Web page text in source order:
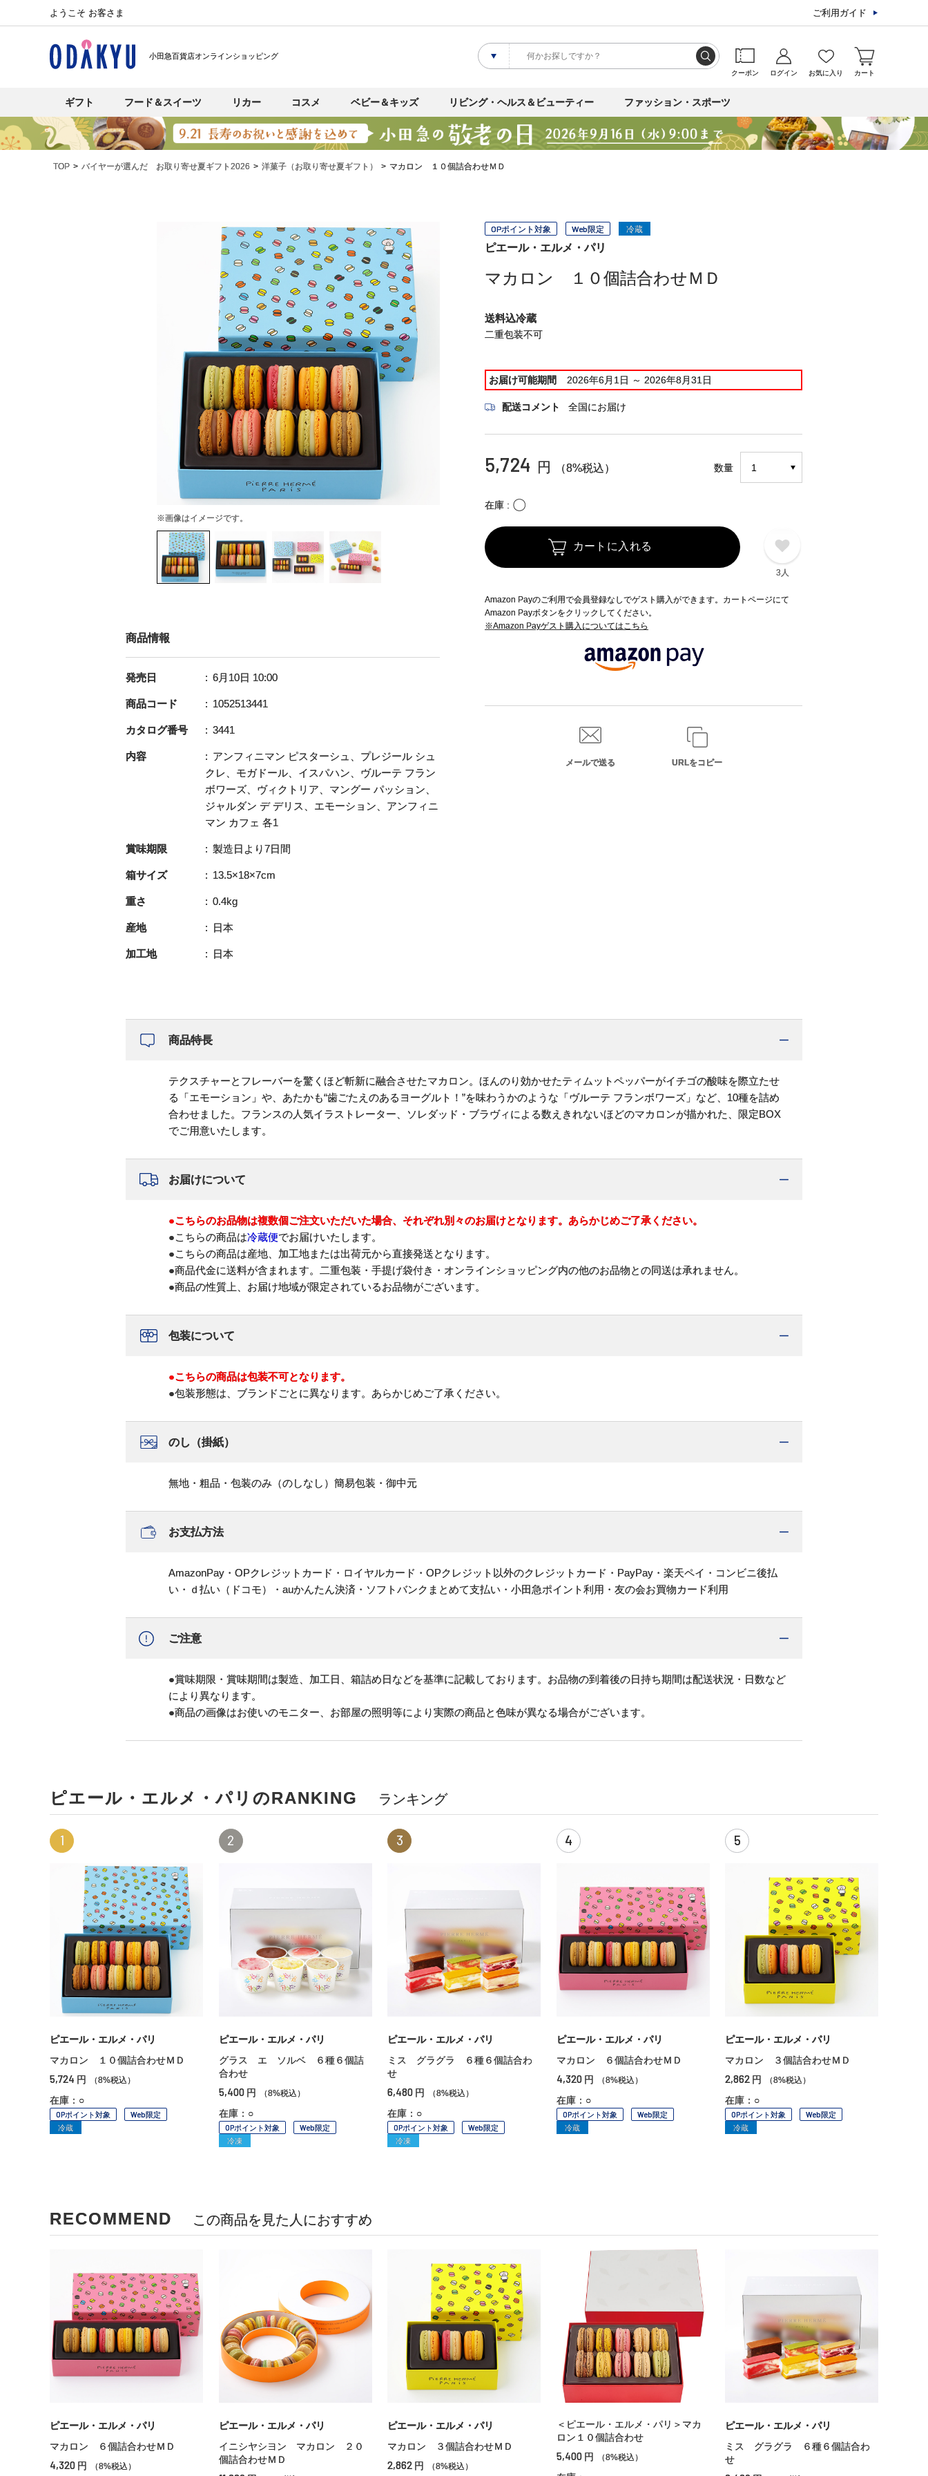
ようこそ お客さま ご利用ガイド
小田急百貨店オンラインショッピング
クーポン ログイン お気に入り カート
ギフト フード＆スイーツ リカー コスメ ベビー＆キッズ リビング・ヘルス＆ビューティー ファッション・スポーツ
TOP バイヤーが選んだ お取り寄せ夏ギフト2026 洋菓子（お取り寄せ夏ギフト） マカロン １０個詰合わせＭＤ
※画像はイメージです。
OPポイント対象 Web限定 冷蔵
ピエール・エルメ・パリ
マカロン １０個詰合わせＭＤ
送料込冷蔵
二重包装不可
お届け可能期間 2026年6月1日 ～ 2026年8月31日
配送コメント 全国にお届け
5,724 円 （8%税込） 数量
在庫 〇
カートに入れる
3人
Amazon Payのご利用で会員登録なしでゲスト購入ができます。カートページにて
Amazon Payボタンをクリックしてください。
※Amazon Payゲスト購入についてはこちら
メールで送る URLをコピー
商品情報
発売日 6月10日 10:00
商品コード 1052513441
カタログ番号 3441
内容
アンフィニマン ピスターシュ、プレジール シュ
クレ、モガドール、イスパハン、ヴルーテ フラン
ボワーズ、ヴィクトリア、マングー パッション、
ジャルダン デ デリス、エモーション、アンフィニ
マン カフェ 各1
賞味期限 製造日より7日間
箱サイズ 13.5×18×7cm
重さ 0.4kg
産地 日本
加工地 日本
商品特長
テクスチャーとフレーバーを驚くほど斬新に融合させたマカロン。ほんのり効かせたティムットペッパーがイチゴの酸味を際立たせ
る「エモーション」や、あたかも“歯ごたえのあるヨーグルト！”を味わうかのような「ヴルーテ フランボワーズ」など、10種を詰め
合わせました。フランスの人気イラストレーター、ソレダッド・ブラヴィによる数えきれないほどのマカロンが描かれた、限定BOX
でご用意いたします。
お届けについて
●こちらのお品物は複数個ご注文いただいた場合、それぞれ別々のお届けとなります。あらかじめご了承ください。
●こちらの商品は冷蔵便でお届けいたします。
●こちらの商品は産地、加工地または出荷元から直接発送となります。
●商品代金に送料が含まれます。二重包装・手提げ袋付き・オンラインショッピング内の他のお品物との同送は承れません。
●商品の性質上、お届け地域が限定されているお品物がございます。
包装について
●こちらの商品は包装不可となります。
●包装形態は、ブランドごとに異なります。あらかじめご了承ください。
のし（掛紙）
無地・粗品・包装のみ（のしなし）簡易包装・御中元
お支払方法
AmazonPay・OPクレジットカード・ロイヤルカード・OPクレジット以外のクレジットカード・PayPay・楽天ペイ・コンビニ後払
い・ｄ払い（ドコモ）・auかんたん決済・ソフトバンクまとめて支払い・小田急ポイント利用・友の会お買物カード利用
ご注意
●賞味期限・賞味期間は製造、加工日、箱詰め日などを基準に記載しております。お品物の到着後の日持ち期間は配送状況・日数など
により異なります。
●商品の画像はお使いのモニター、お部屋の照明等により実際の商品と色味が異なる場合がございます。
ピエール・エルメ・パリのRANKING ランキング
1
ピエール・エルメ・パリ
マカロン １０個詰合わせＭＤ
5,724 円 （8%税込）
在庫：○
OPポイント対象
Web限定
冷蔵
2
ピエール・エルメ・パリ
グラス エ ソルベ ６種６個詰
合わせ
5,400 円 （8%税込）
在庫：○
OPポイント対象
Web限定
冷凍
3
ピエール・エルメ・パリ
ミス グラグラ ６種６個詰合わ
せ
6,480 円 （8%税込）
在庫：○
OPポイント対象
Web限定
冷凍
4
ピエール・エルメ・パリ
マカロン ６個詰合わせＭＤ
4,320 円 （8%税込）
在庫：○
OPポイント対象
Web限定
冷蔵
5
ピエール・エルメ・パリ
マカロン ３個詰合わせＭＤ
2,862 円 （8%税込）
在庫：○
OPポイント対象
Web限定
冷蔵
RECOMMEND この商品を見た人におすすめ
ピエール・エルメ・パリ
マカロン ６個詰合わせＭＤ
4,320 円 （8%税込）
ピエール・エルメ・パリ
イニシヤシヨン マカロン ２０
個詰合わせＭＤ
ピエール・エルメ・パリ
マカロン ３個詰合わせＭＤ
2,862 円 （8%税込）
＜ピエール・エルメ・パリ＞マカ
ロン１０個詰合わせ
5,400 円 （8%税込）
ピエール・エルメ・パリ
ミス グラグラ ６種６個詰合わ
せ